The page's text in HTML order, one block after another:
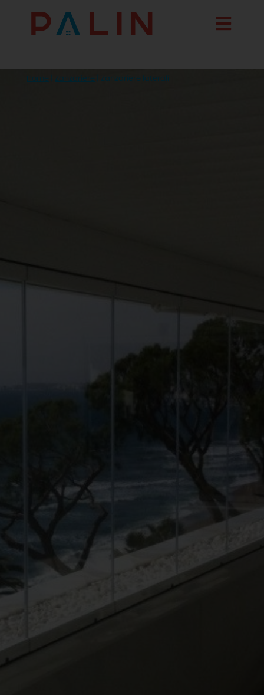
Home Zanzariere Zanzariere laterali